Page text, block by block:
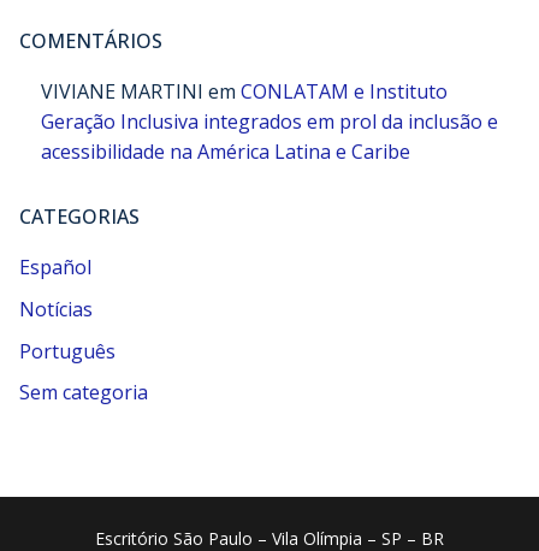
COMENTÁRIOS
VIVIANE MARTINI em CONLATAM e Instituto
Geração Inclusiva integrados em prol da inclusão e
acessibilidade na América Latina e Caribe
CATEGORIAS
Español
Notícias
Português
Sem categoria
Escritório São Paulo – Vila Olímpia – SP – BR